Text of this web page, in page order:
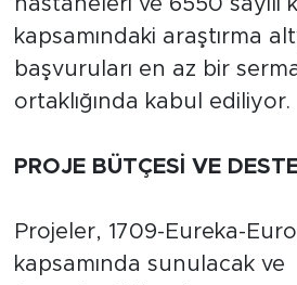
hastaneleri ve 6550 sayılı
kapsamındaki araştırma
başvuruları en az bir
ortaklığında kabul ediliyor.
PROJE BÜTÇESİ VE
Projeler, 1709-Eureka-
kapsamında sunulacak ve